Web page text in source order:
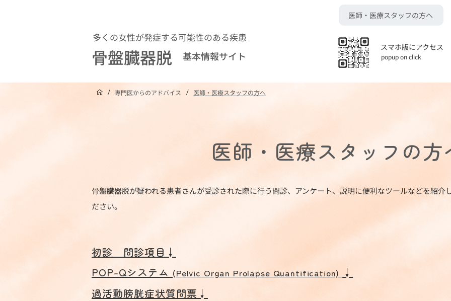
多くの女性が発症する可能性のある疾患
骨盤臓器脱 基本情報サイト
医師・医療スタッフの方へ
スマホ版にアクセス
popup on click
/ 専門医からのアドバイス / 医師・医療スタッフの方へ
医師・医療スタッフの方
骨盤臓器脱が疑われる患者さんが受診された際に行う問診、アンケート、説明に便利なツールなどを紹介
ださい。
初診 問診項目↓
POP-Qシステム (Pelvic Organ Prolapse Quantification) ↓
過活動膀胱症状質問票↓